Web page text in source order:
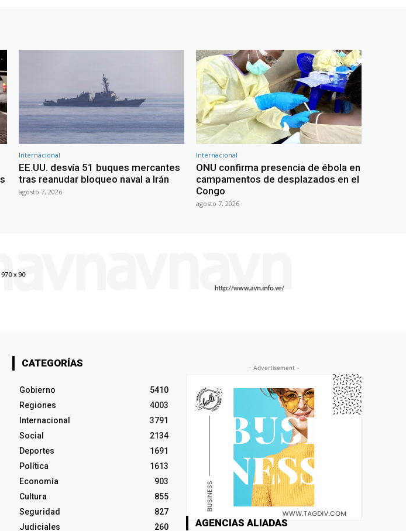
Internacional
EE.UU. desvía 51 buques mercantes
tras reanudar bloqueo naval a Irán
agosto 7, 2026
Internacional
ONU confirma presencia de ébola en
campamentos de desplazados en el
Congo
agosto 7, 2026
CATEGORÍAS
Gobierno
5410
Regiones
4003
Internacional
3791
Social
2134
Deportes
1691
Política
1613
Economía
903
Cultura
855
Seguridad
827
Judiciales
260
- Advertisement -
AGENCIAS ALIADAS